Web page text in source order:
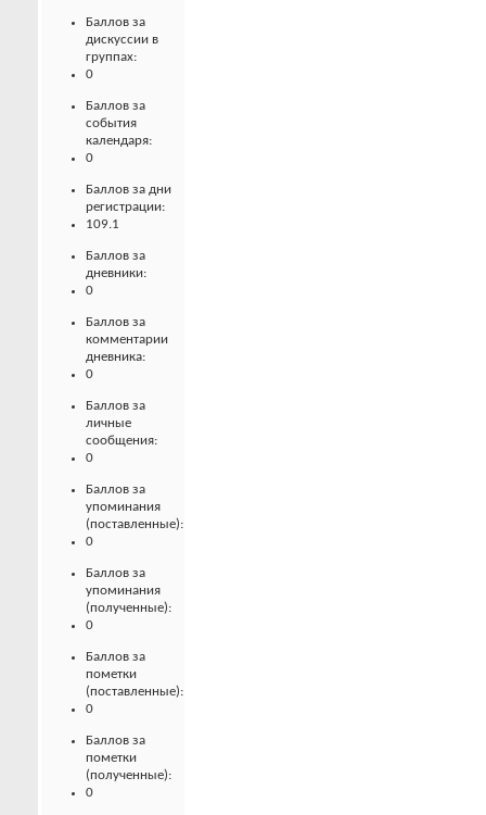
Баллов за
дискуссии в
группах:
0
Баллов за
события
календаря:
0
Баллов за дни
регистрации:
109.1
Баллов за
дневники:
0
Баллов за
комментарии
дневника:
0
Баллов за
личные
сообщения:
0
Баллов за
упоминания
(поставленные):
0
Баллов за
упоминания
(полученные):
0
Баллов за
пометки
(поставленные):
0
Баллов за
пометки
(полученные):
0